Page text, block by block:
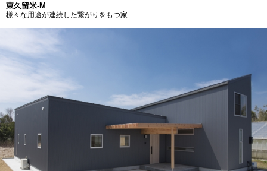
東久留米-M
様々な用途が連続した繋がりをもつ家